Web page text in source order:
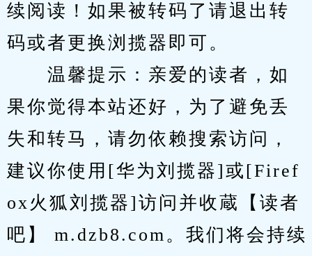
续阅读！如果被转码了请退出转
码或者更换浏揽器即可。
温馨提示：亲爱的读者，如
果你觉得本站还好，为了避免丢
失和转马，请勿依赖搜索访问，
建议你使用[华为刘揽器]或[Firef
ox火狐刘揽器]访问并收蔵【读者
吧】 m.dzb8.com。我们将会持续